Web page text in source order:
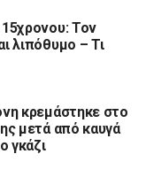
Τον
λιπόθυμο – Τι
κρεμάστηκε στο
μετά από καυγά
γκάζι